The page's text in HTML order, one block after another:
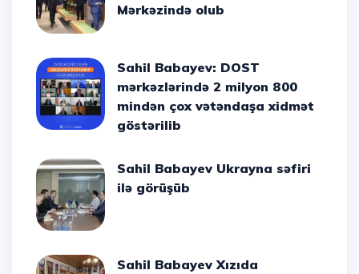
Mərkəzində olub
Sahil Babayev: DOST
mərkəzlərində 2 milyon 800
mindən çox vətəndaşa xidmət
göstərilib
Sahil Babayev Ukrayna səfiri
ilə görüşüb
Sahil Babayev Xızıda